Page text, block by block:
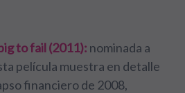
to fail (2011): nominada a
película muestra en detalle
financiero de 2008,